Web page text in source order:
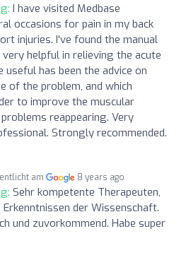
I have visited Medbase
occasions for pain in my back
injuries. I've found the manual
helpful in relieving the acute
useful has been the advice on
of the problem, and which
to improve the muscular
reappearing. Very
Strongly recommended.
am 8 years ago
Sehr kompetente Therapeuten,
der Wissenschaft.
und zuvorkommend. Habe super